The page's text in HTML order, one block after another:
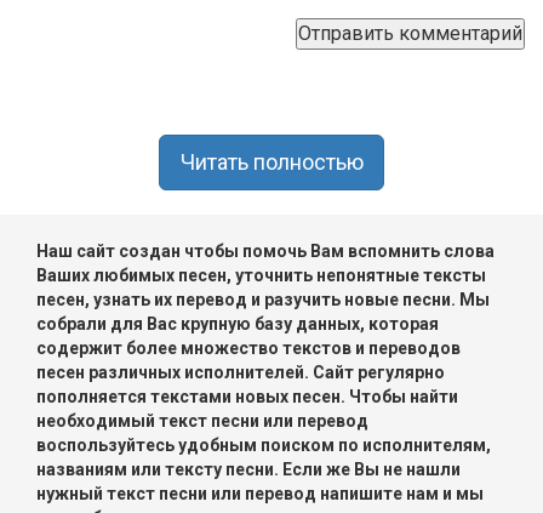
Читать полностью
Наш сайт создан чтобы помочь Вам вспомнить слова
Ваших любимых песен, уточнить непонятные тексты
песен, узнать их перевод и разучить новые песни. Мы
собрали для Вас крупную базу данных, которая
содержит более множество текстов и переводов
песен различных исполнителей. Сайт регулярно
пополняется текстами новых песен. Чтобы найти
необходимый текст песни или перевод
воспользуйтесь удобным поиском по исполнителям,
названиям или тексту песни. Если же Вы не нашли
нужный текст песни или перевод напишите нам и мы